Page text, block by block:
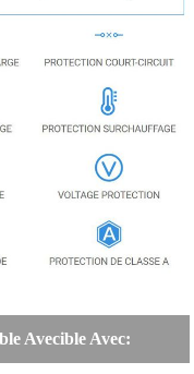
Avecible Avec: